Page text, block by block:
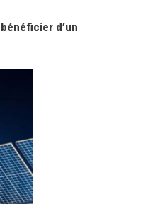
bénéficier d’un